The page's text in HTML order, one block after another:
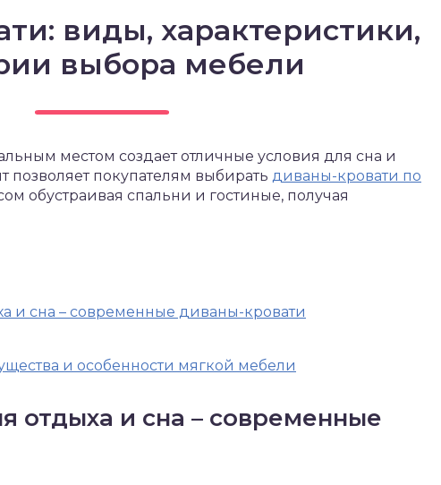
виды, характеристики,
выбора мебели
местом создает отличные условия для сна и
покупателям выбирать диваны-кровати по
обустраивая спальни и гостиные, получая
и сна – современные диваны-кровати
и особенности мягкой мебели
отдыха и сна – современные